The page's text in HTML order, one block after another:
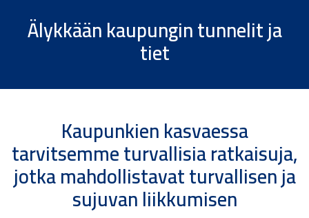
Älykkään kaupungin tunnelit ja
tiet
Kaupunkien kasvaessa
tarvitsemme turvallisia ratkaisuja,
jotka mahdollistavat turvallisen ja
sujuvan liikkumisen